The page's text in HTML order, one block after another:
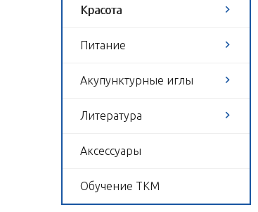
Красота
Питание
Акупунктурные иглы
Литература
Аксессуары
Обучение ТКМ